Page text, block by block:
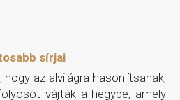
sírjai
az alvilágra hasonlítsanak,
vájták a hegybe, amely